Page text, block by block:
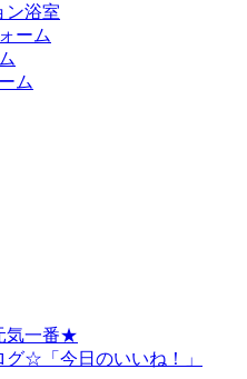
ン浴室
ーム
ム
気一番★
☆「今日のいいね！」